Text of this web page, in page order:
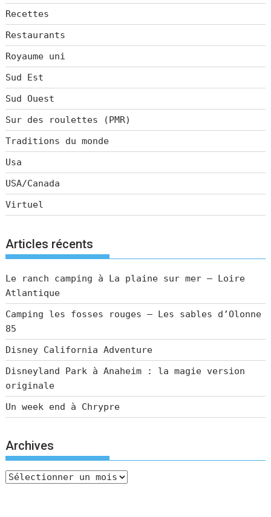
Recettes
Restaurants
Royaume uni
Sud Est
Sud Ouest
Sur des roulettes (PMR)
Traditions du monde
Usa
USA/Canada
Virtuel
Articles récents
Le ranch camping à La plaine sur mer – Loire
Atlantique
Camping les fosses rouges – Les sables d’Olonne
85
Disney California Adventure
Disneyland Park à Anaheim : la magie version
originale
Un week end à Chrypre
Archives
Archives